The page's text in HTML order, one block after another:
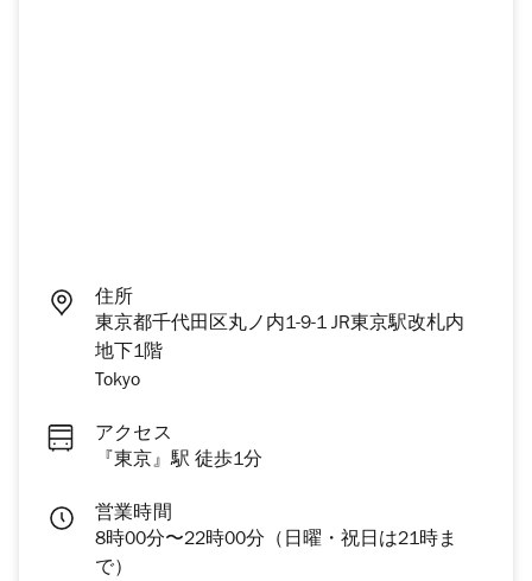
住所
東京都千代田区丸ノ内1-9-1 JR東京駅改札内
地下1階
Tokyo
アクセス
『東京』駅 徒歩1分
営業時間
8時00分〜22時00分（日曜・祝日は21時ま
で）